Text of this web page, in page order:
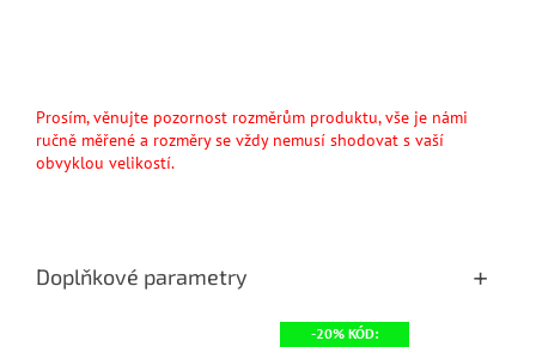
Prosím, věnujte pozornost rozměrům produktu, vše je námi
ručně měřené a rozměry se vždy nemusí shodovat s vaší
obvyklou velikostí.
Doplňkové parametry
-20% KÓD: